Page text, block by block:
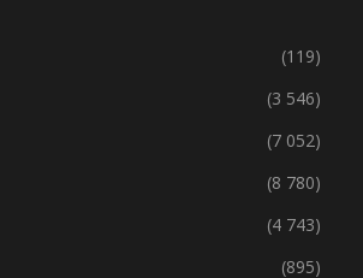
(119)
(3 546)
(7 052)
(8 780)
(4 743)
(895)